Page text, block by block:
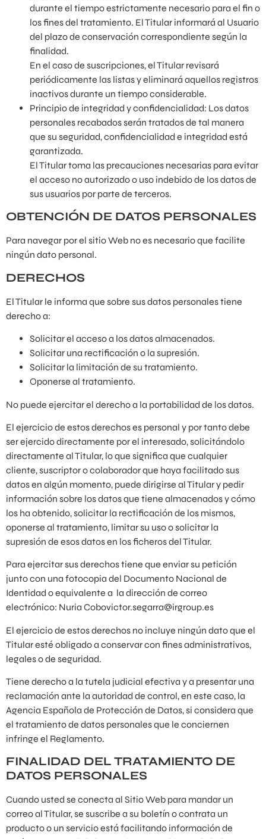
durante el tiempo estrictamente necesario para el fin o
los fines del tratamiento. El Titular informará al Usuario
del plazo de conservación correspondiente según la
finalidad.
En el caso de suscripciones, el Titular revisará
periódicamente las listas y eliminará aquellos registros
inactivos durante un tiempo considerable.
Principio de integridad y confidencialidad: Los datos
personales recabados serán tratados de tal manera
que su seguridad, confidencialidad e integridad está
garantizada.
El Titular toma las precauciones necesarias para evitar
el acceso no autorizado o uso indebido de los datos de
sus usuarios por parte de terceros.
OBTENCIÓN DE DATOS PERSONALES
Para navegar por el sitio Web no es necesario que facilite
ningún dato personal.
DERECHOS
El Titular le informa que sobre sus datos personales tiene
derecho a:
Solicitar el acceso a los datos almacenados.
Solicitar una rectificación o la supresión.
Solicitar la limitación de su tratamiento.
Oponerse al tratamiento.
No puede ejercitar el derecho a la portabilidad de los datos.
El ejercicio de estos derechos es personal y por tanto debe
ser ejercido directamente por el interesado, solicitándolo
directamente al Titular, lo que significa que cualquier
cliente, suscriptor o colaborador que haya facilitado sus
datos en algún momento, puede dirigirse al Titular y pedir
información sobre los datos que tiene almacenados y cómo
los ha obtenido, solicitar la rectificación de los mismos,
oponerse al tratamiento, limitar su uso o solicitar la
supresión de esos datos en los ficheros del Titular.
Para ejercitar sus derechos tiene que enviar su petición
junto con una fotocopia del Documento Nacional de
Identidad o equivalente a la dirección de correo
electrónico: Nuria Cobovictor.segarra@irgroup.es
El ejercicio de estos derechos no incluye ningún dato que el
Titular esté obligado a conservar con fines administrativos,
legales o de seguridad.
Tiene derecho a la tutela judicial efectiva y a presentar una
reclamación ante la autoridad de control, en este caso, la
Agencia Española de Protección de Datos, si considera que
el tratamiento de datos personales que le conciernen
infringe el Reglamento.
FINALIDAD DEL TRATAMIENTO DE
DATOS PERSONALES
Cuando usted se conecta al Sitio Web para mandar un
correo al Titular, se suscribe a su boletín o contrata un
producto o un servicio está facilitando información de